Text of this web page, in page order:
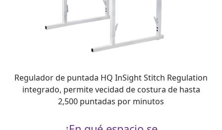
Regulador de puntada HQ InSight Stitch Regulation
integrado, permite vecidad de costura de hasta
2,500 puntadas por minutos